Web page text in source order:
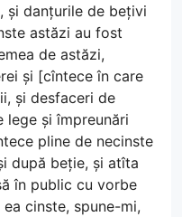
și danțurile de bețivi
astăzi au fost
de astăzi,
și [cîntece în care
și desfaceri de
lege și împreunări
pline de necinste
după beție, și atîta
în public cu vorbe
cinste, spune-mi,